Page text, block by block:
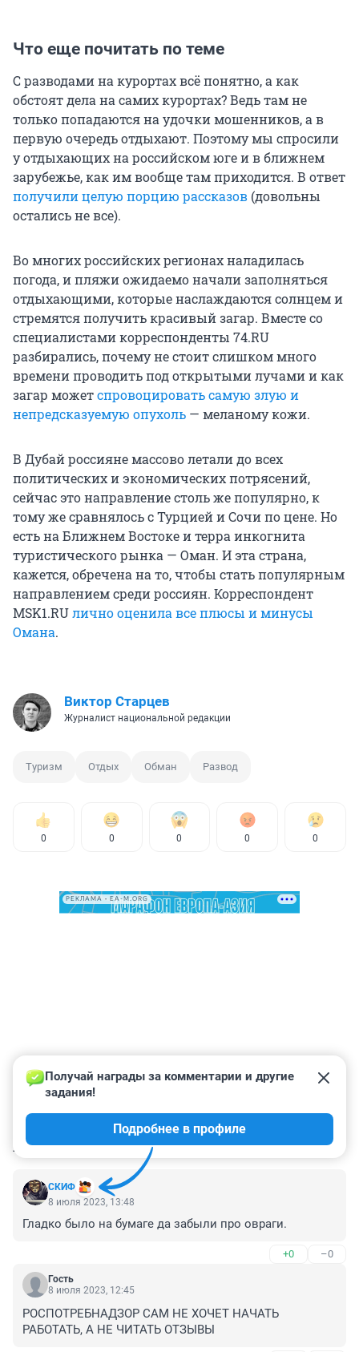
Что еще почитать по теме
С разводами на курортах всё понятно, а как
обстоят дела на самих курортах? Ведь там не
только попадаются на удочки мошенников, а в
первую очередь отдыхают. Поэтому мы спросили
у отдыхающих на российском юге и в ближнем
зарубежье, как им вообще там приходится. В ответ
получили целую порцию рассказов (довольны
остались не все).
Во многих российских регионах наладилась
погода, и пляжи ожидаемо начали заполняться
отдыхающими, которые наслаждаются солнцем и
стремятся получить красивый загар. Вместе со
специалистами корреспонденты 74.RU
разбирались, почему не стоит слишком много
времени проводить под открытыми лучами и как
загар можетспровоцировать самую злую и
непредсказуемую опухоль — меланому кожи.
В Дубай россияне массово летали до всех
политических и экономических потрясений,
сейчас это направление столь же популярно, к
тому же сравнялось с Турцией и Сочи по цене. Но
есть на Ближнем Востоке и терра инкогнита
туристического рынка — Оман. И эта страна,
кажется, обречена на то, чтобы стать популярным
направлением среди россиян. Корреспондент
MSK1.RUлично оценила все плюсы и минусы
Омана.
Виктор Старцев
Журналист национальной редакции
Туризм Отдых Обман Развод
0 0 0 0 0
РЕКЛАМА • EA-M.ORG
КОММЕНТАРИИ 5
СКИФ
Получай награды за комментарии и другие
задания!
Подробнее в профиле
8 июля 2023, 13:48
Гладко было на бумаге да забыли про овраги.
+0 –0
Гость
8 июля 2023, 12:45
РОСПОТРЕБНАДЗОР САМ НЕ ХОЧЕТ НАЧАТЬ
РАБОТАТЬ, А НЕ ЧИТАТЬ ОТЗЫВЫ